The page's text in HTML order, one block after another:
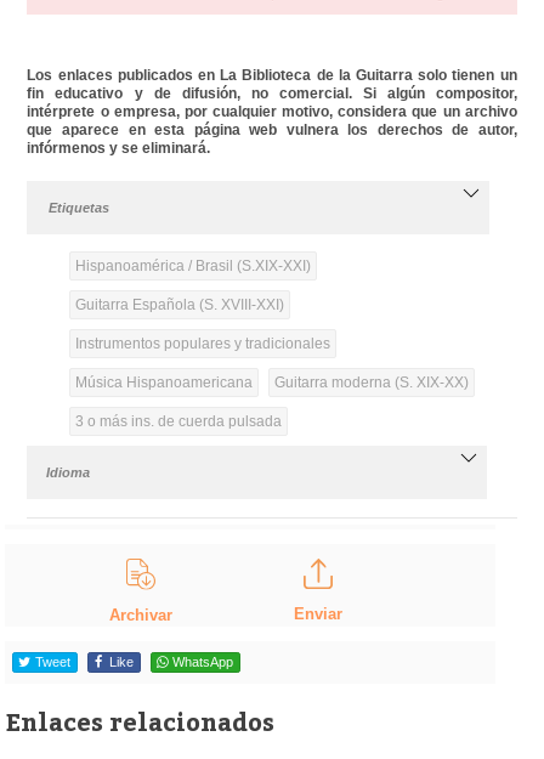
Los enlaces publicados en La Biblioteca de la Guitarra solo tienen un
fin educativo y de difusión, no comercial. Si algún compositor,
intérprete o empresa, por cualquier motivo, considera que un archivo
que aparece en esta página web vulnera los derechos de autor,
infórmenos y se eliminará.
Etiquetas
Hispanoamérica / Brasil (S.XIX-XXI)
Guitarra Española (S. XVIII-XXI)
Instrumentos populares y tradicionales
Música Hispanoamericana Guitarra moderna (S. XIX-XX)
3 o más ins. de cuerda pulsada
Idioma
Archivar Enviar
Tweet Like WhatsApp
Enlaces relacionados